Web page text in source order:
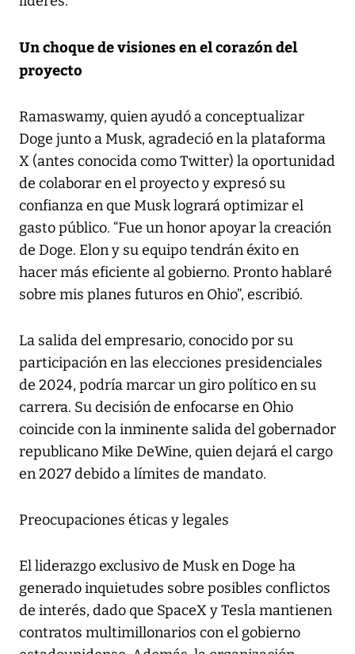
Un choque de visiones en el corazón del
proyecto
Ramaswamy, quien ayudó a conceptualizar
Doge junto a Musk, agradeció en la plataforma
X (antes conocida como Twitter) la oportunidad
de colaborar en el proyecto y expresó su
confianza en que Musk logrará optimizar el
gasto público. “Fue un honor apoyar la creación
de Doge. Elon y su equipo tendrán éxito en
hacer más eficiente al gobierno. Pronto hablaré
sobre mis planes futuros en Ohio”, escribió.
La salida del empresario, conocido por su
participación en las elecciones presidenciales
de 2024, podría marcar un giro político en su
carrera. Su decisión de enfocarse en Ohio
coincide con la inminente salida del gobernador
republicano Mike DeWine, quien dejará el cargo
en 2027 debido a límites de mandato.
Preocupaciones éticas y legales
El liderazgo exclusivo de Musk en Doge ha
generado inquietudes sobre posibles conflictos
de interés, dado que SpaceX y Tesla mantienen
contratos multimillonarios con el gobierno